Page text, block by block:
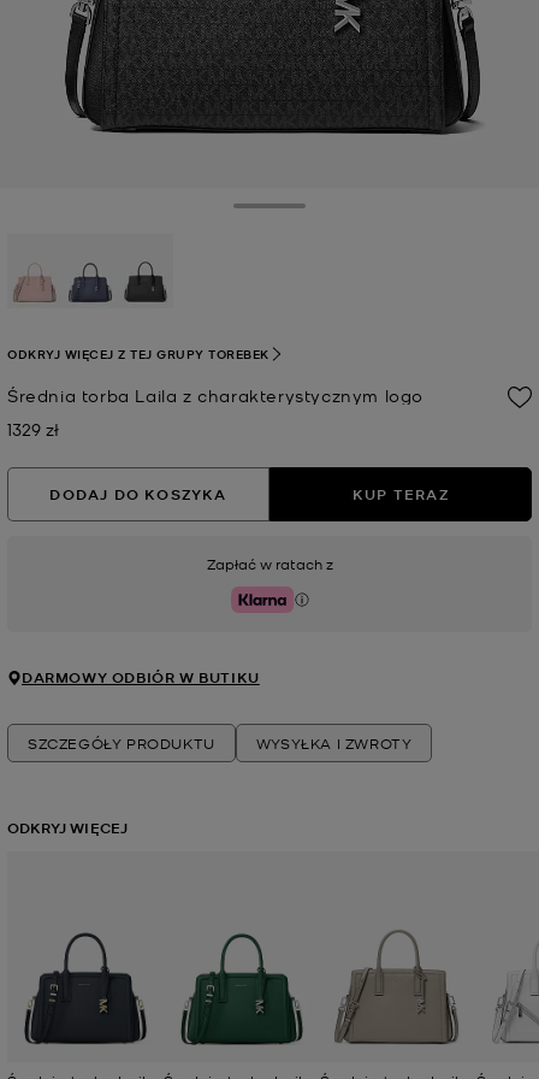
Średnia torba Laila z charakterystycznym logo
Teraz
1329 zł
ODKRYJ WIĘCEJ Z TEJ GRUPY TOREBEK
DODAJ DO KOSZYKA KUP TERAZ
Zapłać w ratach z
Klarna
DARMOWY ODBIÓR W BUTIKU
SZCZEGÓŁY PRODUKTU WYSYŁKA I ZWROTY
ODKRYJ WIĘCEJ